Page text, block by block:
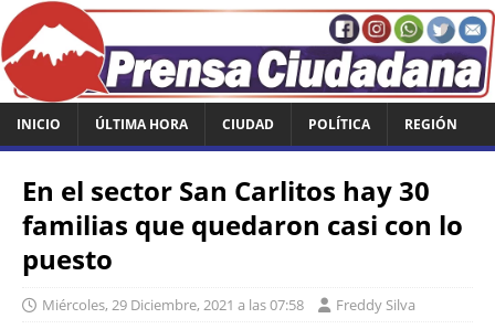
INICIO ÚLTIMA HORA CIUDAD POLÍTICA REGIÓN
En el sector San Carlitos hay 30
familias que quedaron casi con lo
puesto
Miércoles, 29 Diciembre, 2021 a las 07:58 Freddy Silva